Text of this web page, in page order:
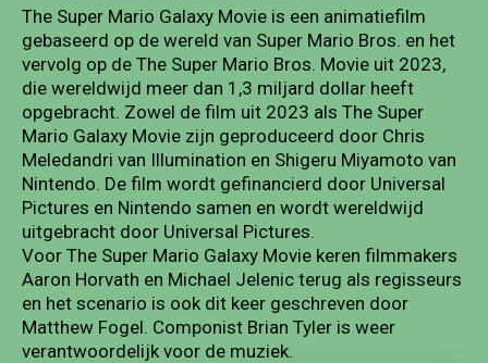
The Super Mario Galaxy Movie is een animatiefilm
gebaseerd op de wereld van Super Mario Bros. en het
vervolg op de The Super Mario Bros. Movie uit 2023,
die wereldwijd meer dan 1,3 miljard dollar heeft
opgebracht. Zowel de film uit 2023 als The Super
Mario Galaxy Movie zijn geproduceerd door Chris
Meledandri van Illumination en Shigeru Miyamoto van
Nintendo. De film wordt gefinancierd door Universal
Pictures en Nintendo samen en wordt wereldwijd
uitgebracht door Universal Pictures.
Voor The Super Mario Galaxy Movie keren filmmakers
Aaron Horvath en Michael Jelenic terug als regisseurs
en het scenario is ook dit keer geschreven door
Matthew Fogel. Componist Brian Tyler is weer
verantwoordelijk voor de muziek.